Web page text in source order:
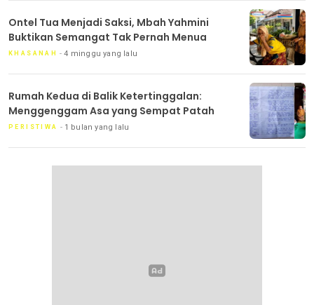
Ontel Tua Menjadi Saksi, Mbah Yahmini
Buktikan Semangat Tak Pernah Menua
KHASANAH 4 minggu yang lalu
Rumah Kedua di Balik Ketertinggalan:
Menggenggam Asa yang Sempat Patah
PERISTIWA 1 bulan yang lalu